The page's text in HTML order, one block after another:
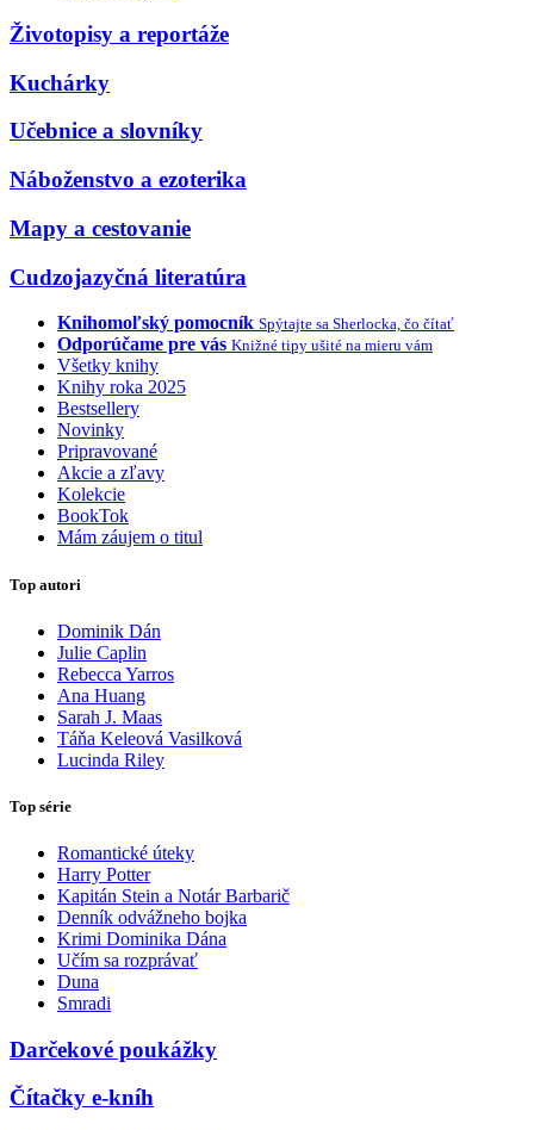
Životopisy a reportáže
Kuchárky
Učebnice a slovníky
Náboženstvo a ezoterika
Mapy a cestovanie
Cudzojazyčná literatúra
Knihomoľský pomocník Spýtajte sa Sherlocka, čo čítať
Odporúčame pre vás Knižné tipy ušité na mieru vám
Všetky knihy
Knihy roka 2025
Bestsellery
Novinky
Pripravované
Akcie a zľavy
Kolekcie
BookTok
Mám záujem o titul
Top autori
Dominik Dán
Julie Caplin
Rebecca Yarros
Ana Huang
Sarah J. Maas
Táňa Keleová Vasilková
Lucinda Riley
Top série
Romantické úteky
Harry Potter
Kapitán Stein a Notár Barbarič
Denník odvážneho bojka
Krimi Dominika Dána
Učím sa rozprávať
Duna
Smradi
Darčekové poukážky
Čítačky e-kníh